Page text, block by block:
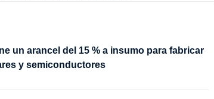
un arancel del 15 % a insumo para fabricar
y semiconductores